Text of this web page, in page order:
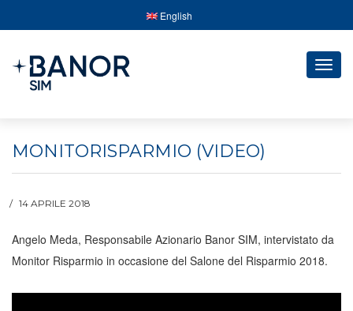
English
MONITORISPARMIO (VIDEO)
14 APRILE 2018
Angelo Meda, Responsabile Azionario Banor SIM, intervistato da
Monitor Risparmio in occasione del Salone del Risparmio 2018.